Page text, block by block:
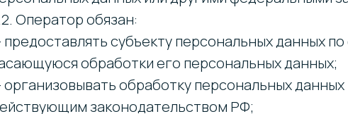
Оператор обязан:
предоставлять субъекту персональных данных
обработки его персональных данных;
организовывать обработку персональных
законодательством РФ;